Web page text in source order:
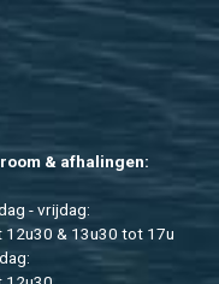
& af­ha­lin­gen:
- vrij­dag:
12u30 & 13u30 tot 17u